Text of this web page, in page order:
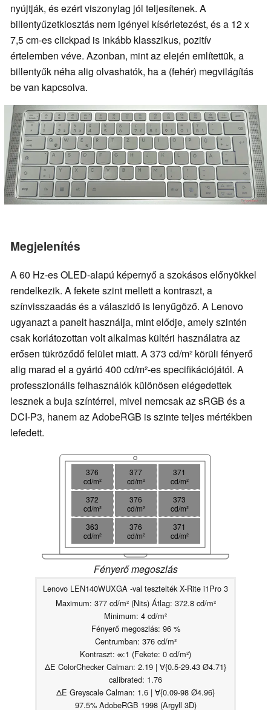
nyújtják, és ezért viszonylag jól teljesítenek. A
billentyűzetkiosztás nem igényel kísérletezést, és a 12 x
7,5 cm-es clickpad is inkább klasszikus, pozitív
értelemben véve. Azonban, mint az elején említettük, a
billentyűk néha alig olvashatók, ha a (fehér) megvilágítás
be van kapcsolva.
Megjelenítés
A 60 Hz-es OLED-alapú képernyő a szokásos előnyökkel
rendelkezik. A fekete szint mellett a kontraszt, a
színvisszaadás és a válaszidő is lenyűgöző. A Lenovo
ugyanazt a panelt használja, mint elődje, amely szintén
csak korlátozottan volt alkalmas kültéri használatra az
erősen tükröződő felület miatt. A 373 cd/m² körüli fényerő
alig marad el a gyártó 400 cd/m²-es specifikációjától. A
professzionális felhasználók különösen elégedettek
lesznek a buja színtérrel, mivel nemcsak az sRGB és a
DCI-P3, hanem az AdobeRGB is szinte teljes mértékben
lefedett.
376
cd/m²
377
cd/m²
371
cd/m²
372
cd/m²
376
cd/m²
373
cd/m²
363
cd/m²
376
cd/m²
371
cd/m²
Fényerő megoszlás
Lenovo LEN140WUXGA -val tesztelték X-Rite i1Pro 3
Maximum: 377 cd/m² (Nits) Átlag: 372.8 cd/m²
Minimum: 4 cd/m²
Fényerő megoszlás: 96 %
Centrumban: 376 cd/m²
Kontraszt: ∞:1 (Fekete: 0 cd/m²)
ΔE ColorChecker Calman: 2.19 | ∀{0.5-29.43 Ø4.71}
calibrated: 1.76
ΔE Greyscale Calman: 1.6 | ∀{0.09-98 Ø4.96}
97.5% AdobeRGB 1998 (Argyll 3D)